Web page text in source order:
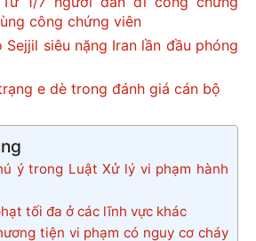
công chứng viên
Sejjil siêu nặng Iran lần đầu phóng
e dè trong đánh giá cán bộ
ý trong Luật Xử lý vi phạm hành
tối đa ở các lĩnh vực khác
tiện vi phạm có nguy cơ cháy